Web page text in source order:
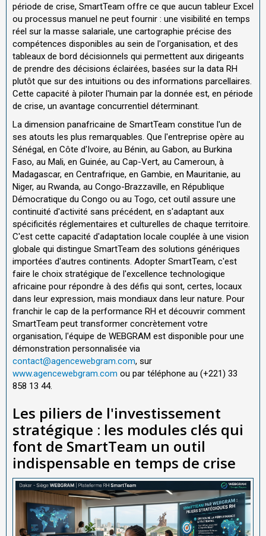
période de crise, SmartTeam offre ce que aucun tableur Excel
ou processus manuel ne peut fournir : une visibilité en temps
réel sur la masse salariale, une cartographie précise des
compétences disponibles au sein de l'organisation, et des
tableaux de bord décisionnels qui permettent aux dirigeants
de prendre des décisions éclairées, basées sur la data RH
plutôt que sur des intuitions ou des informations parcellaires.
Cette capacité à piloter l'humain par la donnée est, en période
de crise, un avantage concurrentiel déterminant.
La dimension panafricaine de SmartTeam constitue l'un de
ses atouts les plus remarquables. Que l'entreprise opère au
Sénégal, en Côte d'Ivoire, au Bénin, au Gabon, au Burkina
Faso, au Mali, en Guinée, au Cap-Vert, au Cameroun, à
Madagascar, en Centrafrique, en Gambie, en Mauritanie, au
Niger, au Rwanda, au Congo-Brazzaville, en République
Démocratique du Congo ou au Togo, cet outil assure une
continuité d'activité sans précédent, en s'adaptant aux
spécificités réglementaires et culturelles de chaque territoire.
C'est cette capacité d'adaptation locale couplée à une vision
globale qui distingue SmartTeam des solutions génériques
importées d'autres continents. Adopter SmartTeam, c'est
faire le choix stratégique de l'excellence technologique
africaine pour répondre à des défis qui sont, certes, locaux
dans leur expression, mais mondiaux dans leur nature. Pour
franchir le cap de la performance RH et découvrir comment
SmartTeam peut transformer concrètement votre
organisation, l'équipe de WEBGRAM est disponible pour une
démonstration personnalisée via
contact@agencewebgram.com, sur
www.agencewebgram.com ou par téléphone au (+221) 33
858 13 44.
Les piliers de l'investissement
stratégique : les modules clés qui
font de SmartTeam un outil
indispensable en temps de crise